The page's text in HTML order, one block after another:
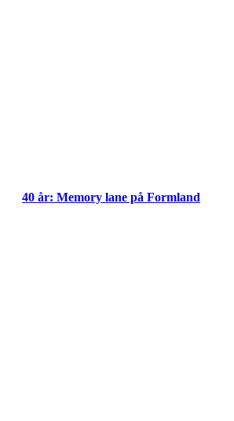
40 år: Memory lane på Formland